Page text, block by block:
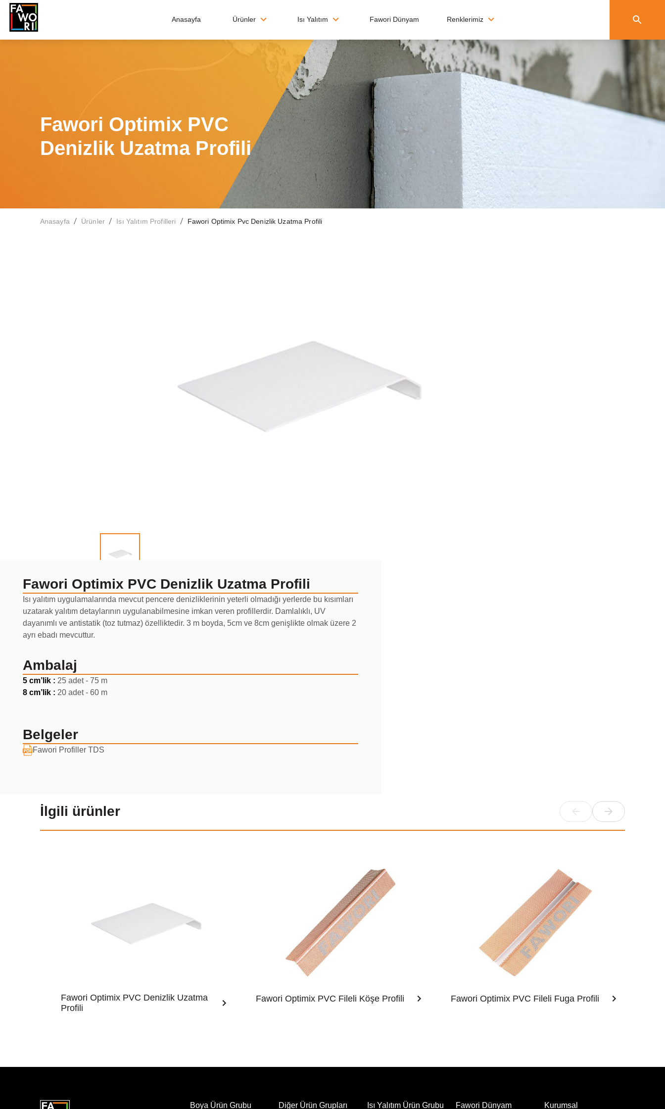
Anasayfa Ürünler Isı Yalıtım Fawori Dünyam Renklerimiz
Fawori Optimix PVC
Denizlik Uzatma Profili
Anasayfa / Ürünler / Isı Yalıtım Profilleri / Fawori Optimix Pvc Denizlik Uzatma Profili
Fawori Optimix PVC Denizlik Uzatma Profili
Isı yalıtım uygulamalarında mevcut pencere denizliklerinin yeterli olmadığı yerlerde bu kısımları
uzatarak yalıtım detaylarının uygulanabilmesine imkan veren profillerdir. Damlalıklı, UV
dayanımlı ve antistatik (toz tutmaz) özelliktedir. 3 m boyda, 5cm ve 8cm genişlikte olmak üzere 2
ayrı ebadı mevcuttur.
Ambalaj
5 cm’lik : 25 adet - 75 m
8 cm’lik : 20 adet - 60 m
Belgeler
Fawori Profiller TDS
İlgili ürünler
Fawori Optimix PVC Denizlik Uzatma
Profili
Fawori Optimix PVC Fileli Köşe Profili Fawori Optimix PVC Fileli Fuga Profili
Boya Ürün Grubu Diğer Ürün Grupları Isı Yalıtım Ürün Grubu Fawori Dünyam Kurumsal